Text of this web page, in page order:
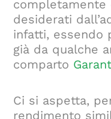
completamente
desiderati
infatti, essendo
già da qualche
comparto
Ci si aspetta,
rendimento